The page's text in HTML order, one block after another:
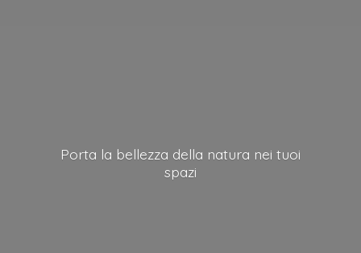
Porta la bellezza della natura nei tuoi
spazi